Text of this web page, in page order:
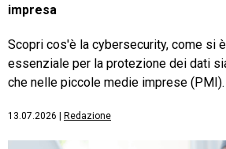
impresa
Scopri cos'è la cybersecurity, come si
essenziale per la protezione dei dati
che nelle piccole medie imprese (PMI).
13.07.2026 Redazione